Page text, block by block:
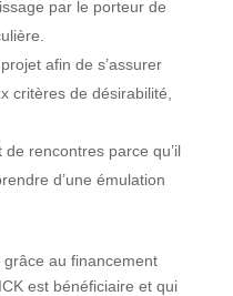
par le porteur de
afin de s’assurer
critères de désirabilité,
de rencontres parce qu’il
d’une émulation
au financement
est bénéficiaire et qui